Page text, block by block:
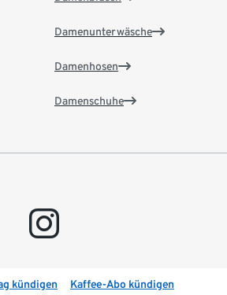
Damenunterwäsche
Damenhosen
Damenschuhe
instagram
kündigen Kaffee-Abo kündigen